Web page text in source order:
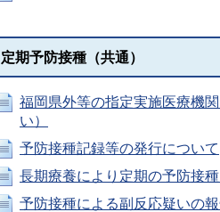
定期予防接種（共通）
福岡県外等の指定実施医療機
い）
予防接種記録等の発行について
長期療養により定期の予防接
予防接種による副反応疑いの